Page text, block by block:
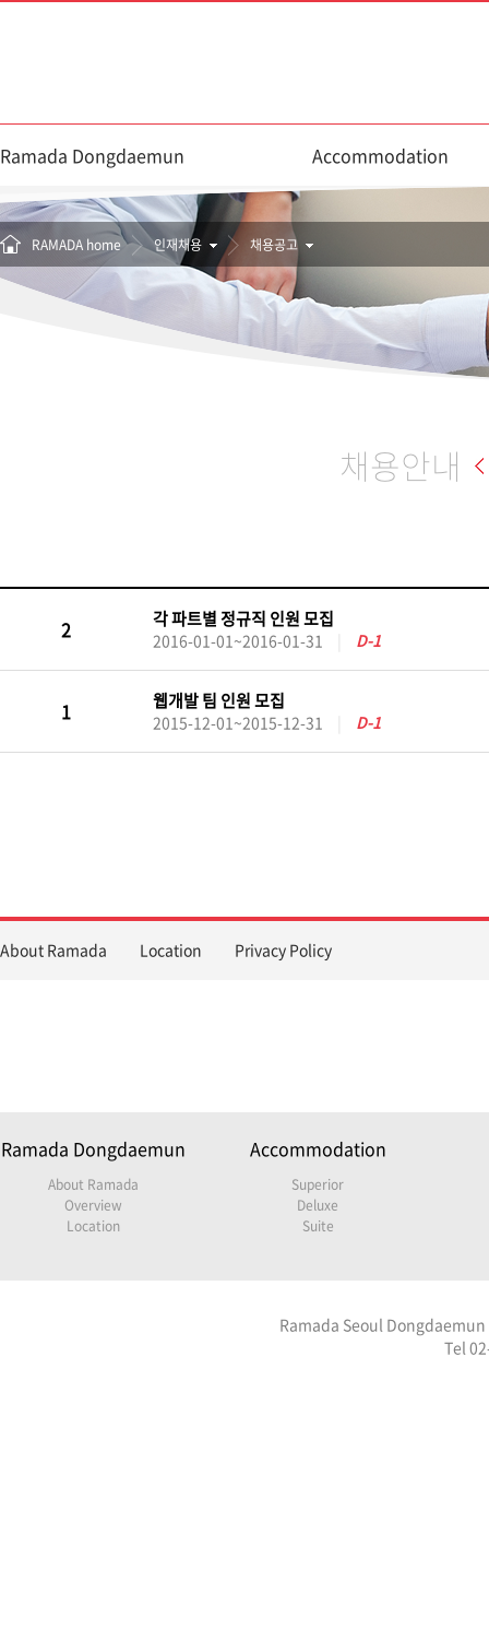
Ramada Dongdaemun Accommodation
RAMADA home 인재채용 채용공고
채용안내
2 각 파트별 정규직 인원 모집
2016-01-01~2016-01-31 D-1
1 웹개발 팀 인원 모집
2015-12-01~2015-12-31 D-1
About Ramada Location Privacy Policy
Ramada Dongdaemun
About Ramada
Overview
Location
Accommodation
Superior
Deluxe
Suite
Ramada Seoul
Tel